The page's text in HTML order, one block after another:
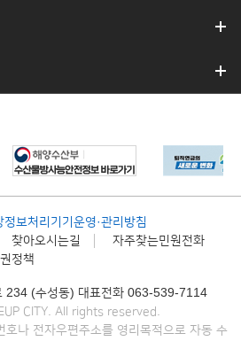
정보처리기기운영·관리방침
찾아오시는길
자주찾는민원전화
정책
234 (수성동) 대표전화 063-539-7114
CITY. All rights reserved.
호나 전자우편주소를 영리목적으로 자동 수